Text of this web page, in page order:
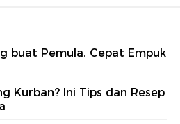
buat Pemula, Cepat Empuk
Kurban? Ini Tips dan Resep